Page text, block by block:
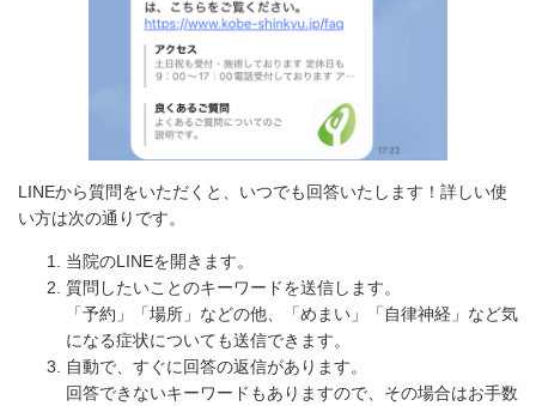
LINEから質問をいただくと、いつでも回答いたします！詳しい使
い方は次の通りです。
当院のLINEを開きます。
質問したいことのキーワードを送信します。
「予約」「場所」などの他、「めまい」「自律神経」など気
になる症状についても送信できます。
自動で、すぐに回答の返信があります。
回答できないキーワードもありますので、その場合はお手数